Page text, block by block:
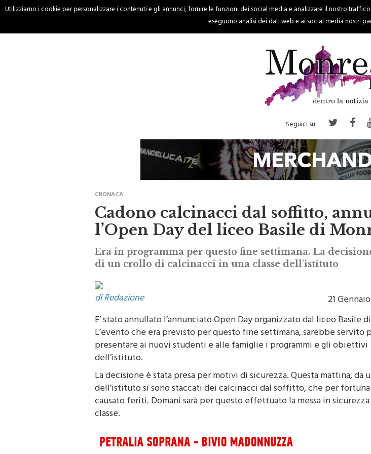
HOME CRONACA PALERMO REGIONE EVENTI
Seguici su:
Cadono calcinacci dal soffitto,
l’Open Day del liceo Basile di
Era in programma per questo fine settimana. La
di un crollo di calcinacci in una classe dell'istituto
di Redazione
21
E’ stato annullato l’annunciato Open Day organizzato dal liceo Basile
L’evento che era previsto per questo fine settimana, sarebbe servito
presentare ai nuovi studenti e alle famiglie i programmi e gli obiettivi
dell’istituto.
La decisione è stata presa per motivi di sicurezza. Questa mattina, da
dell’istituto si sono staccati dei calcinacci dal soffitto, che per
causato feriti. Domani sarà per questo effettuato la messa in
classe.
Utilizziamo i cookie per personalizzare i contenuti e gli annunci, fornire le funzioni dei social media e analizzare il nostro
eseguono analisi dei dati web e ai social media nostri